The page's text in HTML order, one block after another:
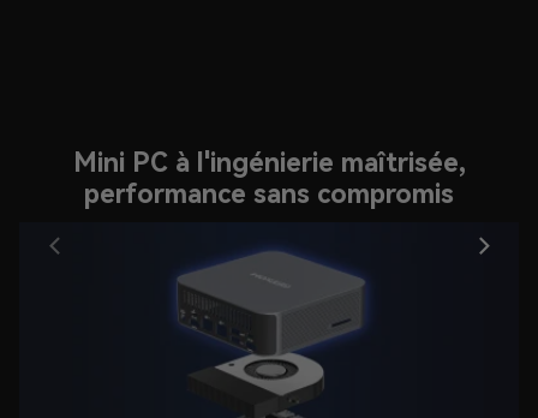
Mini PC à l'ingénierie maîtrisée,
performance sans compromis